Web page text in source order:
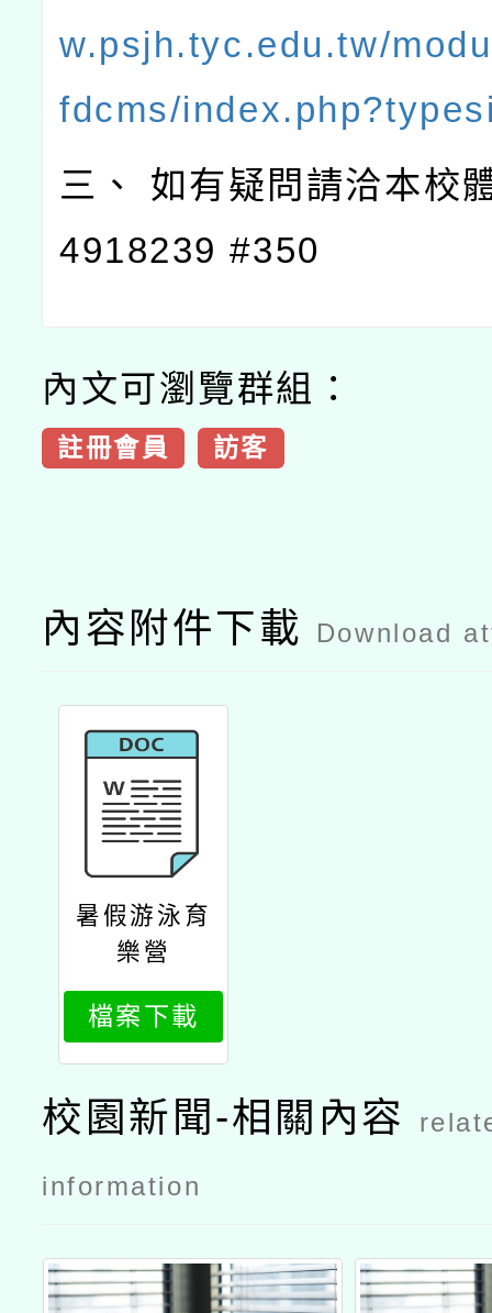
w.psjh.tyc.edu.tw/
fdcms/
三、 如有疑問請洽本校
4918239 #350
內文可瀏覽群組：
註冊會員 訪客
內容附件下載 Download
暑假游泳育
樂營
檔案下載
校園新聞-相關內容
information